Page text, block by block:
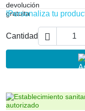
!Personaliza tu
Cantidad 